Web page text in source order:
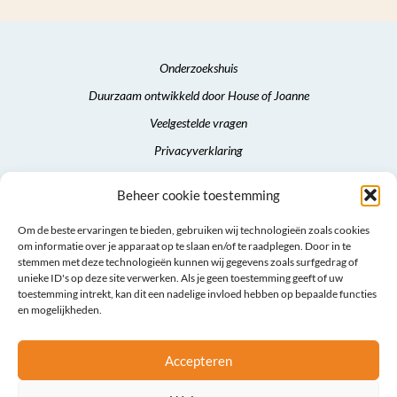
Beheer cookie toestemming
Om de beste ervaringen te bieden, gebruiken wij technologieën zoals cookies
om informatie over je apparaat op te slaan en/of te raadplegen. Door in te
stemmen met deze technologieën kunnen wij gegevens zoals surfgedrag of
unieke ID's op deze site verwerken. Als je geen toestemming geeft of uw
toestemming intrekt, kan dit een nadelige invloed hebben op bepaalde functies
en mogelijkheden.
Accepteren
Onderzoekshuis
Duurzaam ontwikkeld door House of Joanne
Veelgestelde vragen
Privacyverklaring
Sitemap